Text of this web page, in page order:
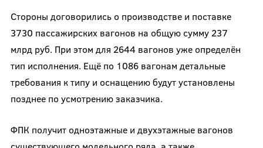
Стороны договорились о производстве и поставке
3730 пассажирских вагонов на общую сумму 237
млрд руб. При этом для 2644 вагонов уже определён
тип исполнения. Ещё по 1086 вагонам детальные
требования к типу и оснащению будут установлены
позднее по усмотрению заказчика.
ФПК получит одноэтажные и двухэтажные вагонов